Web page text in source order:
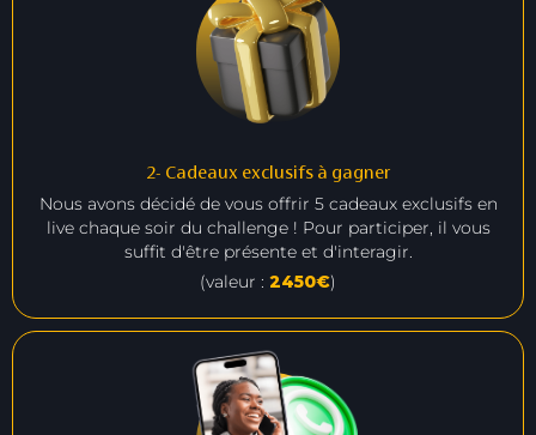
2- Cadeaux exclusifs à gagner
Nous avons décidé de vous offrir 5 cadeaux exclusifs en
live chaque soir du challenge ! Pour participer, il vous
suffit d'être présente et d'interagir.
(valeur : 2450€)